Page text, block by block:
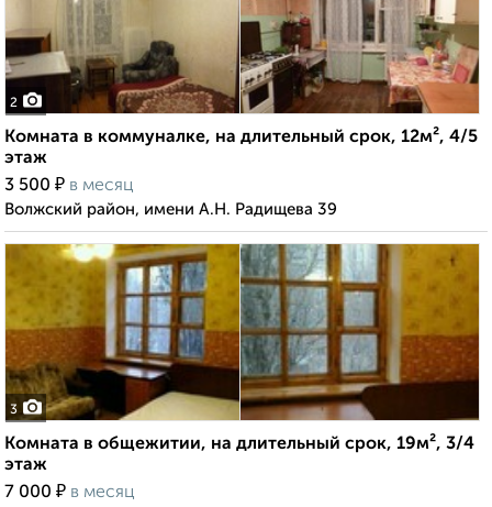
2
Комната в коммуналке, на длительный срок, 12м², 4/5
этаж
3 500 ₽ в месяц
Волжский район, имени А.Н. Радищева 39
3
Комната в общежитии, на длительный срок, 19м², 3/4
этаж
7 000 ₽ в месяц